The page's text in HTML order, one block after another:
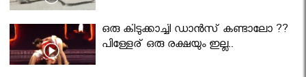
ഒരു കിടുക്കാച്ചി ഡാൻസ് കണ്ടാലോ ??
പിള്ളേര് ഒരു രക്ഷയും ഇല്ല..